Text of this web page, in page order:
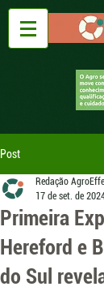
Post
Primeira
Hereford e
do Sul
Redação
17 de set. de